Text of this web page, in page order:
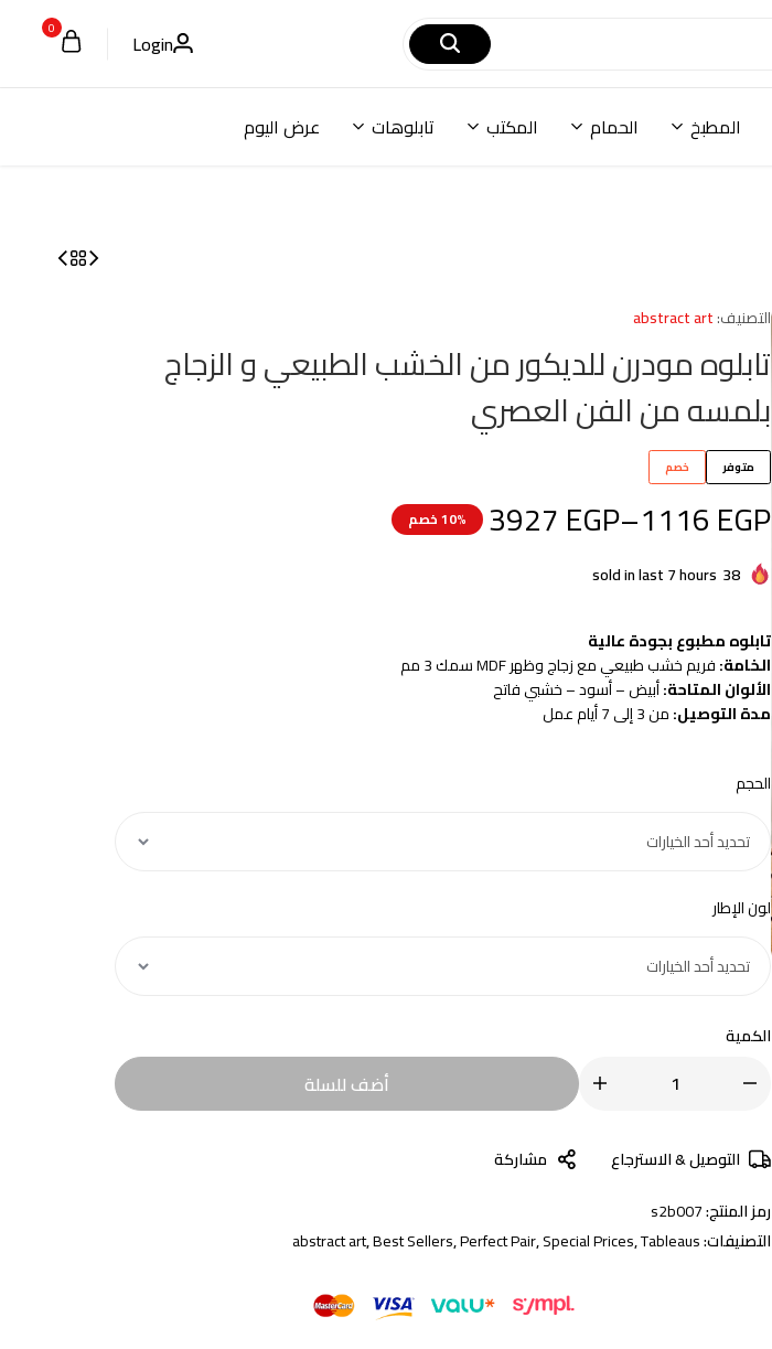
Login
0
المطبخ الحمام المكتب تابلوهات عرض اليوم
التصنيف:abstract art
تابلوه مودرن للديكور من الخشب الطبيعي و الزجاج
بلمسه من الفن العصري
متوفر خصم
1116EGP
–
3927EGP 10% خصم
38
sold in last 7 hours
تابلوه مطبوع بجودة عالية
الخامة:فريم خشب طبيعي مع زجاج وظهر MDF سمك 3 مم
الألوان المتاحة:أبيض – أسود – خشبي فاتح
مدة التوصيل:من 3 إلى 7 أيام عمل
الحجم
لون الإطار
الكمية
أضف للسلة
التوصيل & الاسترجاع
مشاركة
رمز المنتج:s2b007
التصنيفات:
abstract art,Best Sellers,Perfect Pair,Special Prices,Tableaus